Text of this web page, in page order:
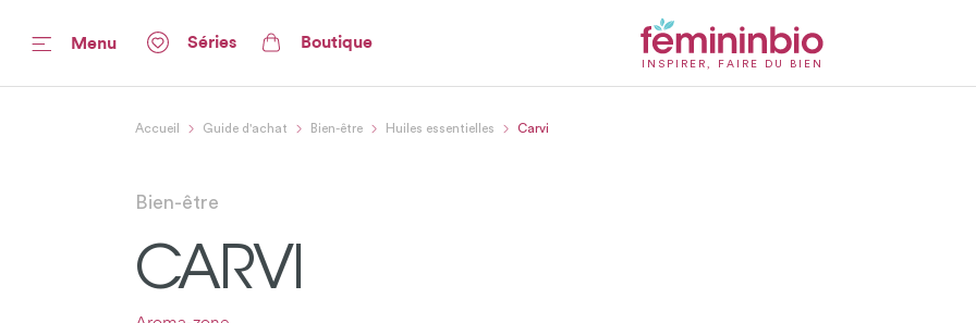
Menu Séries Boutique
INSPIRER, FAIRE DU BIEN
Accueil Guide d'achat Bien-être Huiles essentielles Carvi
Bien-être
CARVI